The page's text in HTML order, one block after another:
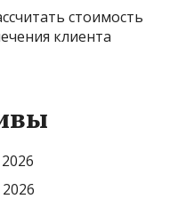
стоимость
клиента